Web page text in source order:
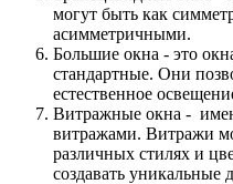
могут быть как
асимметричными.
Большие окна - это
стандартные. Они
естественное
Витражные окна -
витражами. Витражи
различных стилях и
создавать уникальные